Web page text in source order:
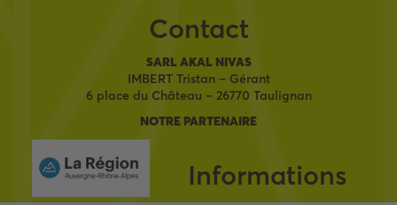
Contact
SARL AKAL NIVAS
IMBERT Tristan – Gérant
6 place du Château – 26770 Taulignan
NOTRE PARTENAIRE
Informations